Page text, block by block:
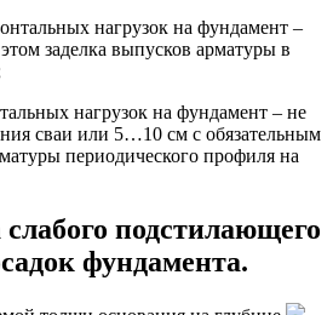
нагрузок на фундамент –
заделка выпусков арматуры в
нагрузок на фундамент – не
сваи или 5…10 см с обязательным
периодического профиля на
подстилающего
фундамента.